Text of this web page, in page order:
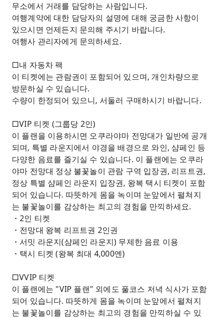
무소에서 거래를 담당하는 사람입니다.
여행계약에 대한 담당자의 설명에 대해 궁금한 사항이
있으시면 언제든지 문의해 주시기 바랍니다.
여행사 관리자에게 문의하세요.
□내 자동차 팩
이 티켓에는 관람권이 포함되어 있으며, 개인차량으로
방문하실 수 있습니다.
수량이 한정되어 있으니, 서둘러 구매하시기 바랍니다.
□VIP 티켓 (그룹당 2인)
이 플랜을 이용하시면 오쿠라야마 전망대가 일반에 공개
되며, 특별 라운지에서 야경을 배경으로 와인, 샴페인 등
다양한 음료를 즐기실 수 있습니다. 이 플랜에는 오쿠라
야마 전망대 정상 불꽃놀이 관람 구역 입장권, 리프트권,
정상 특별 샴페인 라운지 입장권, 왕복 택시 티켓이 포함
되어 있습니다. 따뜻하게 몸을 녹이며 눈앞에서 펼쳐지
는 불꽃놀이를 감상하는 최고의 경험을 만끽하세요.
・2인 티켓
・전망대 왕복 리프트권 2인권
・서밋 라운지(샴페인 라운지) 무제한 음료 이용
・택시 티켓 (왕복 최대 4,000엔)
□VVIP 티켓
이 플랜에는 "VIP 플랜" 외에도 풀코스 저녁 식사가 포함
되어 있습니다. 따뜻하게 몸을 녹이며 눈앞에서 펼쳐지
는 불꽃놀이를 감상하는 최고의 경험을 만끽하실 수 있